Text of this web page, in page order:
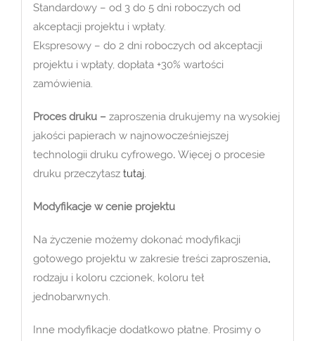
Standardowy – od 3 do 5 dni roboczych od
akceptacji projektu i wpłaty.
Ekspresowy – do 2 dni roboczych od akceptacji
projektu i wpłaty, dopłata +30% wartości
zamówienia.
Proces druku – zaproszenia drukujemy na wysokiej
jakości papierach w najnowocześniejszej
technologii druku cyfrowego. Więcej o procesie
druku przeczytasz tutaj.
Modyfikacje w cenie projektu
Na życzenie możemy dokonać modyfikacji
gotowego projektu w zakresie treści zaproszenia,
rodzaju i koloru czcionek, koloru teł
jednobarwnych.
Inne modyfikacje dodatkowo płatne. Prosimy o